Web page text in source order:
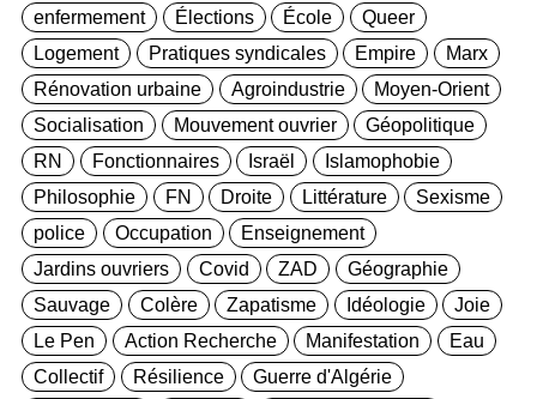
enfermement
Élections École
Queer
Logement
Pratiques syndicales Empire
Marx
Rénovation urbaine
Agroindustrie
Moyen-Orient
Socialisation
Mouvement ouvrier
Géopolitique
RN
Fonctionnaires Israël
Islamophobie
Philosophie
FN Droite Littérature
Sexisme
police
Occupation
Enseignement
Jardins ouvriers
Covid ZAD
Géographie
Sauvage
Colère Zapatisme Idéologie
Joie
Le Pen
Action Recherche Manifestation
Eau
Collectif
Résilience
Guerre d'Algérie